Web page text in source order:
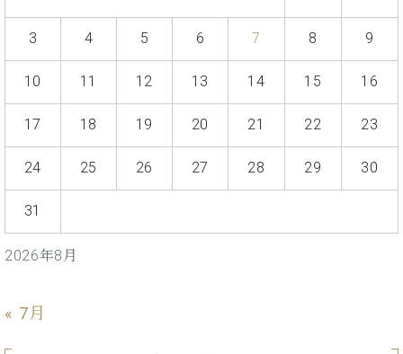
ラ
ト
C.
ベ
ノ
コ
ク
セン
2026年8月
3 4 5 6 7 8 9
10 11 12 13 14 15 16
17 18 19 20 21 22 23
24 25 26 27 28 29 30
31
« 7月